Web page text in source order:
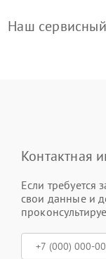
Наш
Контактная
Если требуется
свои данные и